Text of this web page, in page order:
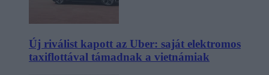
Új riválist kapott az Uber: saját elektromos
taxiflottával támadnak a vietnámiak